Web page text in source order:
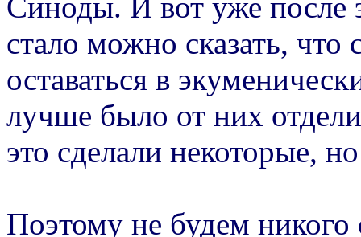
Синоды. И вот уже после
стало можно сказать,
оставаться в
лучше было от них
это сделали некоторые,
Поэтому не будем